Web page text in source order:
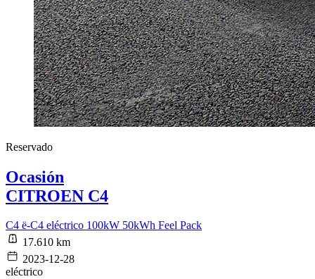
Reservado
Ocasión
CITROEN C4
C4 ë-C4 eléctrico 100kW 50kWh Feel Pack
17.610 km
2023-12-28
eléctrico